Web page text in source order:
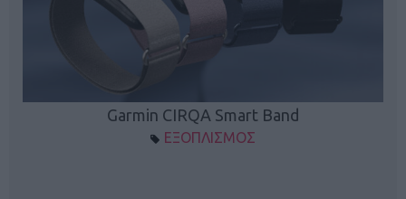
Garmin CIRQA Smart Band
ΕΞΟΠΛΙΣΜΟΣ